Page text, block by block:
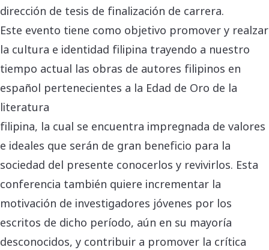
dirección de tesis de finalización de carrera.
Este evento tiene como objetivo promover y realzar
la cultura e identidad filipina trayendo a nuestro
tiempo actual las obras de autores filipinos en
español pertenecientes a la Edad de Oro de la
literatura
filipina, la cual se encuentra impregnada de valores
e ideales que serán de gran beneficio para la
sociedad del presente conocerlos y revivirlos. Esta
conferencia también quiere incrementar la
motivación de investigadores jóvenes por los
escritos de dicho período, aún en su mayoría
desconocidos, y contribuir a promover la crítica